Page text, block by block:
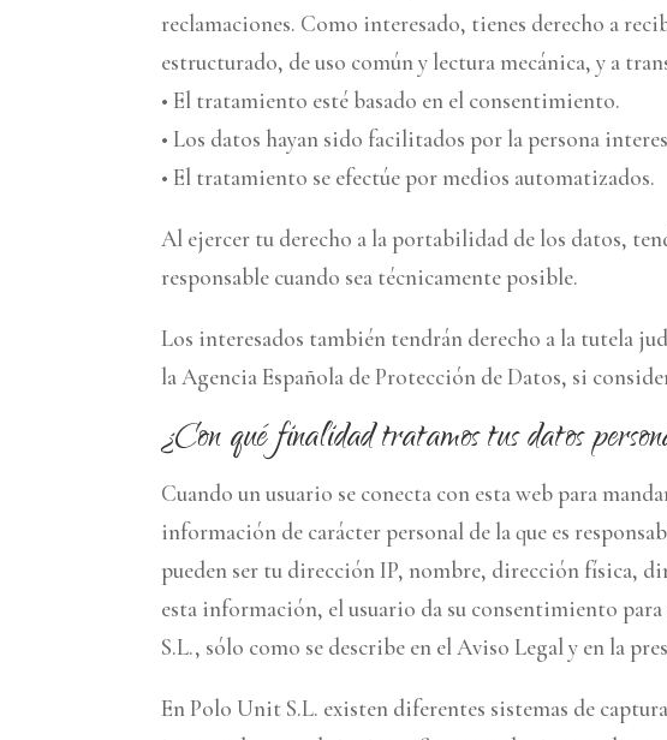
reclamaciones. Como interesado, tienes derecho a
estructurado, de uso común y lectura mecánica, y a
• El tratamiento esté basado en el consentimiento.
• Los datos hayan sido facilitados por la persona
• El tratamiento se efectúe por medios automatizados.
Al ejercer tu derecho a la portabilidad de los datos,
responsable cuando sea técnicamente posible.
Los interesados también tendrán derecho a la tutela
la Agencia Española de Protección de Datos, si
¿Con qué finalidad tratamos tus datos
Cuando un usuario se conecta con esta web para
información de carácter personal de la que es
pueden ser tu dirección IP, nombre, dirección física,
esta información, el usuario da su consentimiento
S.L., sólo como se describe en el Aviso Legal y en la
En Polo Unit S.L. existen diferentes sistemas de